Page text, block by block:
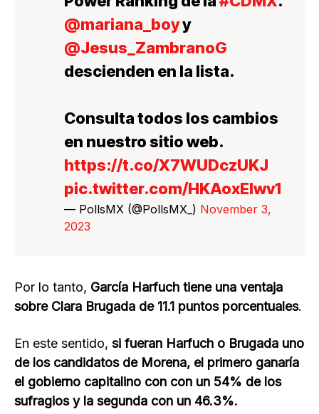
@mariana_boyy
@Jesus_ZambranoG
descienden en la lista.
Consulta todos los cambios
en nuestro sitio web.
https://t.co/X7WUDczUKJ
pic.twitter.com/HKAoxElwv1
— PollsMX (@PollsMX_) November 3,
2023
Por lo tanto, García Harfuch tiene una ventaja
sobre Clara Brugada de 11.1 puntos porcentuales.
En este sentido, si fueran Harfuch o Brugada uno
de los candidatos de Morena, el primero ganaría
el gobierno capitalino con con un 54% de los
sufragios y la segunda con un 46.3%.